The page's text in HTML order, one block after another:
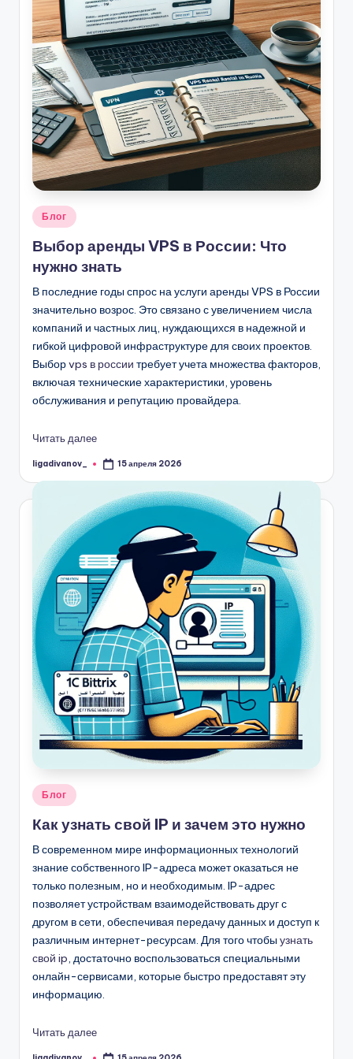
Опубликовано
Блог
Выбор аренды VPS в России: Что
нужно знать
В последние годы спрос на услуги аренды VPS в России
значительно возрос. Это связано с увеличением числа
компаний и частных лиц, нуждающихся в надежной и
гибкой цифровой инфраструктуре для своих проектов.
Выборvps в россии требует учета множества факторов,
включая технические характеристики, уровень
обслуживания и репутацию провайдера.
Читать далее
Запись
ligadivanov_ 15 апреля 2026
Опубликовано
Блог
Как узнать свой IP и зачем это нужно
В современном мире информационных технологий
знание собственного IP-адреса может оказаться не
только полезным, но и необходимым. IP-адрес
позволяет устройствам взаимодействовать друг с
другом в сети, обеспечивая передачу данных и доступ к
различным интернет-ресурсам. Для того чтобыузнать
свой ip, достаточно воспользоваться специальными
онлайн-сервисами, которые быстро предоставят эту
информацию.
Читать далее